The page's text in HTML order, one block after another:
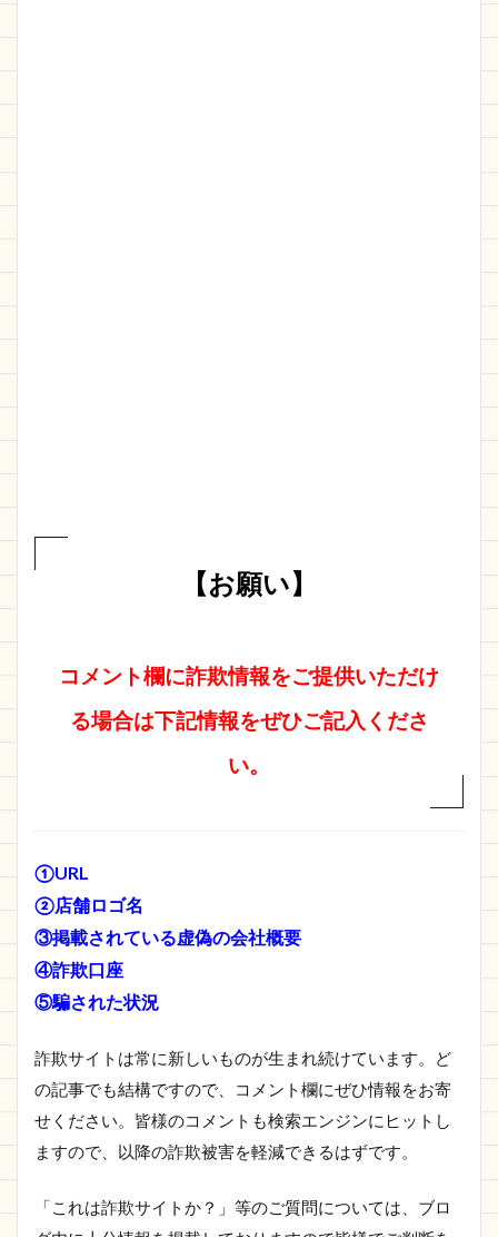
【お願い】
コメント欄に詐欺情報をご提供いただけ
る場合は下記情報をぜひご記入くださ
い。
①URL
②店舗ロゴ名
③掲載されている虚偽の会社概要
④詐欺口座
⑤騙された状況
詐欺サイトは常に新しいものが生まれ続けています。ど
の記事でも結構ですので、コメント欄にぜひ情報をお寄
せください。皆様のコメントも検索エンジンにヒットし
ますので、以降の詐欺被害を軽減できるはずです。
「これは詐欺サイトか？」等のご質問については、ブロ